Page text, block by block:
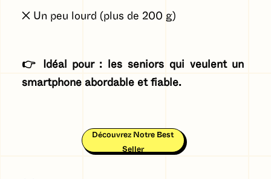
❌ Un peu lourd (plus de 200 g)
👉 Idéal pour : les seniors qui veulent un
smartphone abordable et fiable.
Découvrez Notre Best
Seller